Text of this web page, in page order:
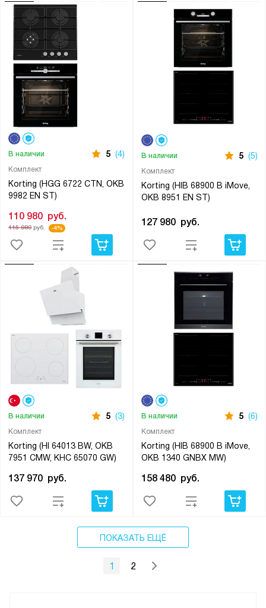
Комплект
Korting (HGG 6722 CTN, OKB
9982 EN ST)
В наличии 5 (4)
110 980 руб.
115 980руб. -4%
Комплект
Korting (HIB 68900 B iMove,
OKB 8951 EN ST)
В наличии 5 (5)
127 980 руб.
Комплект
Korting (HI 64013 BW, OKB
7951 CMW, KHC 65070 GW)
В наличии 5 (3)
137 970 руб.
Комплект
Korting (HIB 68900 B iMove,
OKB 1340 GNBX MW)
В наличии 5 (6)
158 480 руб.
ПОКАЗАТЬ ЕЩЁ
1 2